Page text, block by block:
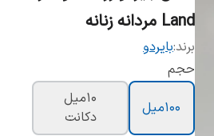
Land مردانه زنانه
برند:بایردو
حجم
100میل
10میل
دکانت